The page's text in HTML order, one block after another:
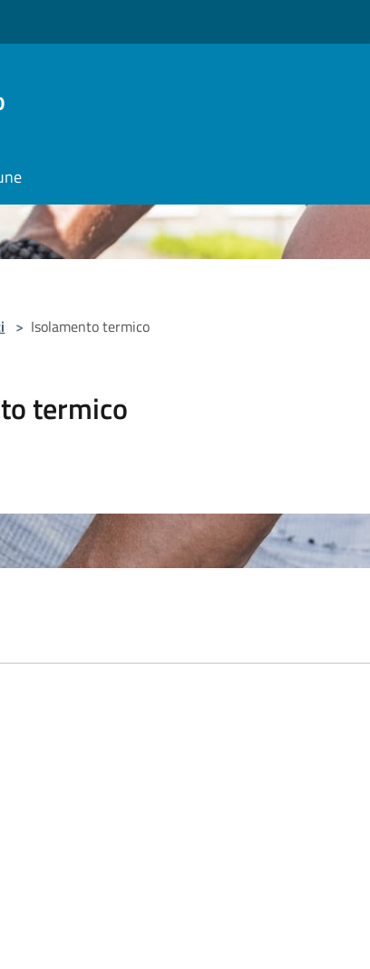
> Isolamento termico
termico